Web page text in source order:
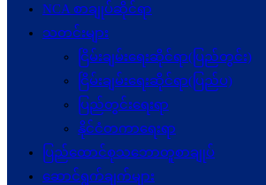
NCA စာချုပ်ဆိုင်ရာ
သတင်းများ
ငြိမ်းချမ်းရေးဆိုင်ရာ(ပြည်တွင်း)
ငြိမ်းချမ်းရေးဆိုင်ရာ(ပြည်ပ)
ပြည်တွင်းရေးရာ
နိုင်ငံတကာရေးရာ
ပြည်ထောင်စုသဘောတူစာချုပ်
ဆောင်ရွက်ချက်များ